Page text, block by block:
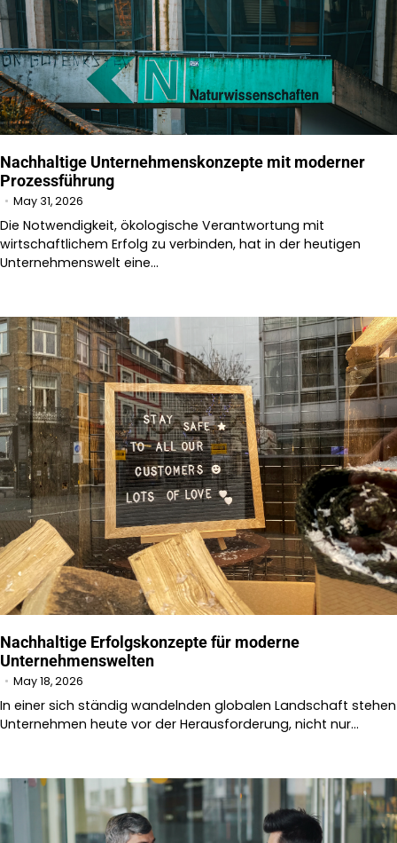
Nachhaltige Unternehmenskonzepte mit moderner
Prozessführung
May 31, 2026
Die Notwendigkeit, ökologische Verantwortung mit
wirtschaftlichem Erfolg zu verbinden, hat in der heutigen
Unternehmenswelt eine…
Nachhaltige Erfolgskonzepte für moderne
Unternehmenswelten
May 18, 2026
In einer sich ständig wandelnden globalen Landschaft stehen
Unternehmen heute vor der Herausforderung, nicht nur…